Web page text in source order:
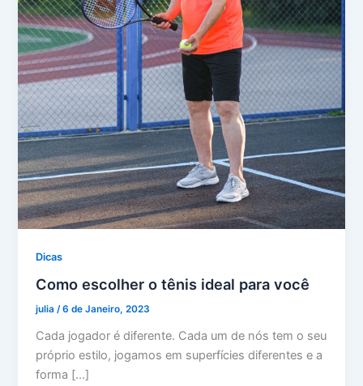
Dicas
Como escolher o tênis ideal para você
julia/6 de Janeiro, 2023
Cada jogador é diferente. Cada um de nós tem o seu
próprio estilo, jogamos em superfícies diferentes e a
forma […]